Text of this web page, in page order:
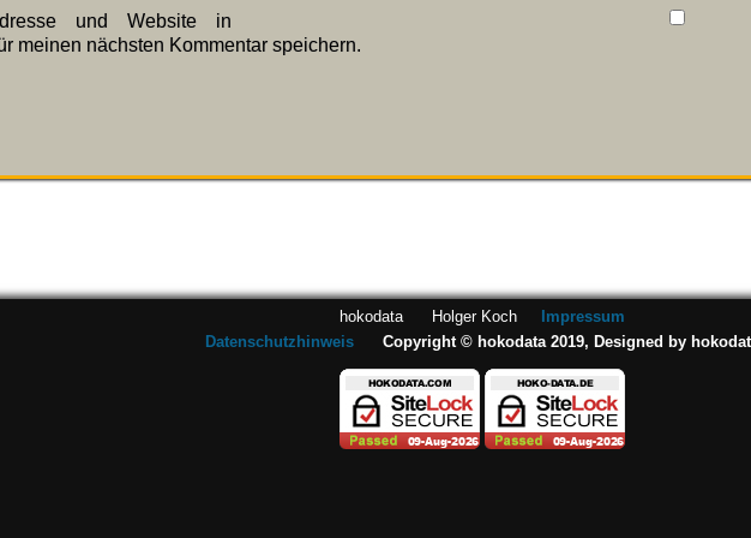
und Website in
meinen nächsten Kommentar speichern.
hokodata Holger Koch Impressum
Datenschutzhinweis
Copyright © hokodata 2019, Designed by